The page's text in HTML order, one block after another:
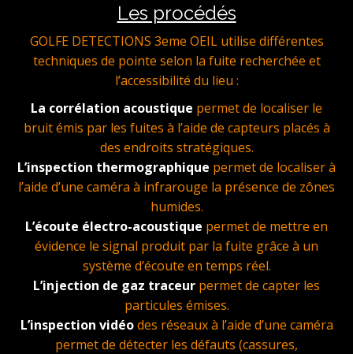
Les procédés
GOLFE DETECTIONS 3eme OEIL utilise différentes
techniques de pointe selon la fuite recherchée et
l’accessibilité du lieu :
La corrélation acoustique permet de localiser le
bruit émis par les fuites à l’aide de capteurs placés à
des endroits stratégiques.
L’inspection thermographique permet de localiser à
l’aide d’une caméra à infrarouge la présence de zônes
humides.
L’écoute électro-acoustique permet de mettre en
évidence le signal produit par la fuite grâce à un
système d’écoute en temps réel.
L’injection de gaz traceur permet de capter les
particules émises.
L’inspection vidéodes réseaux à l’aide d’une caméra
permet de détecter les défauts (cassures,